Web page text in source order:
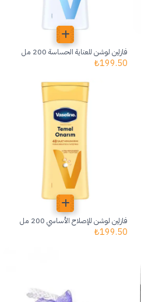
فازلين لوشن للعناية الحساسة 200 مل
199.50
₺
فازلين لوشن للإصلاح الأساسي 200 مل
199.50
₺